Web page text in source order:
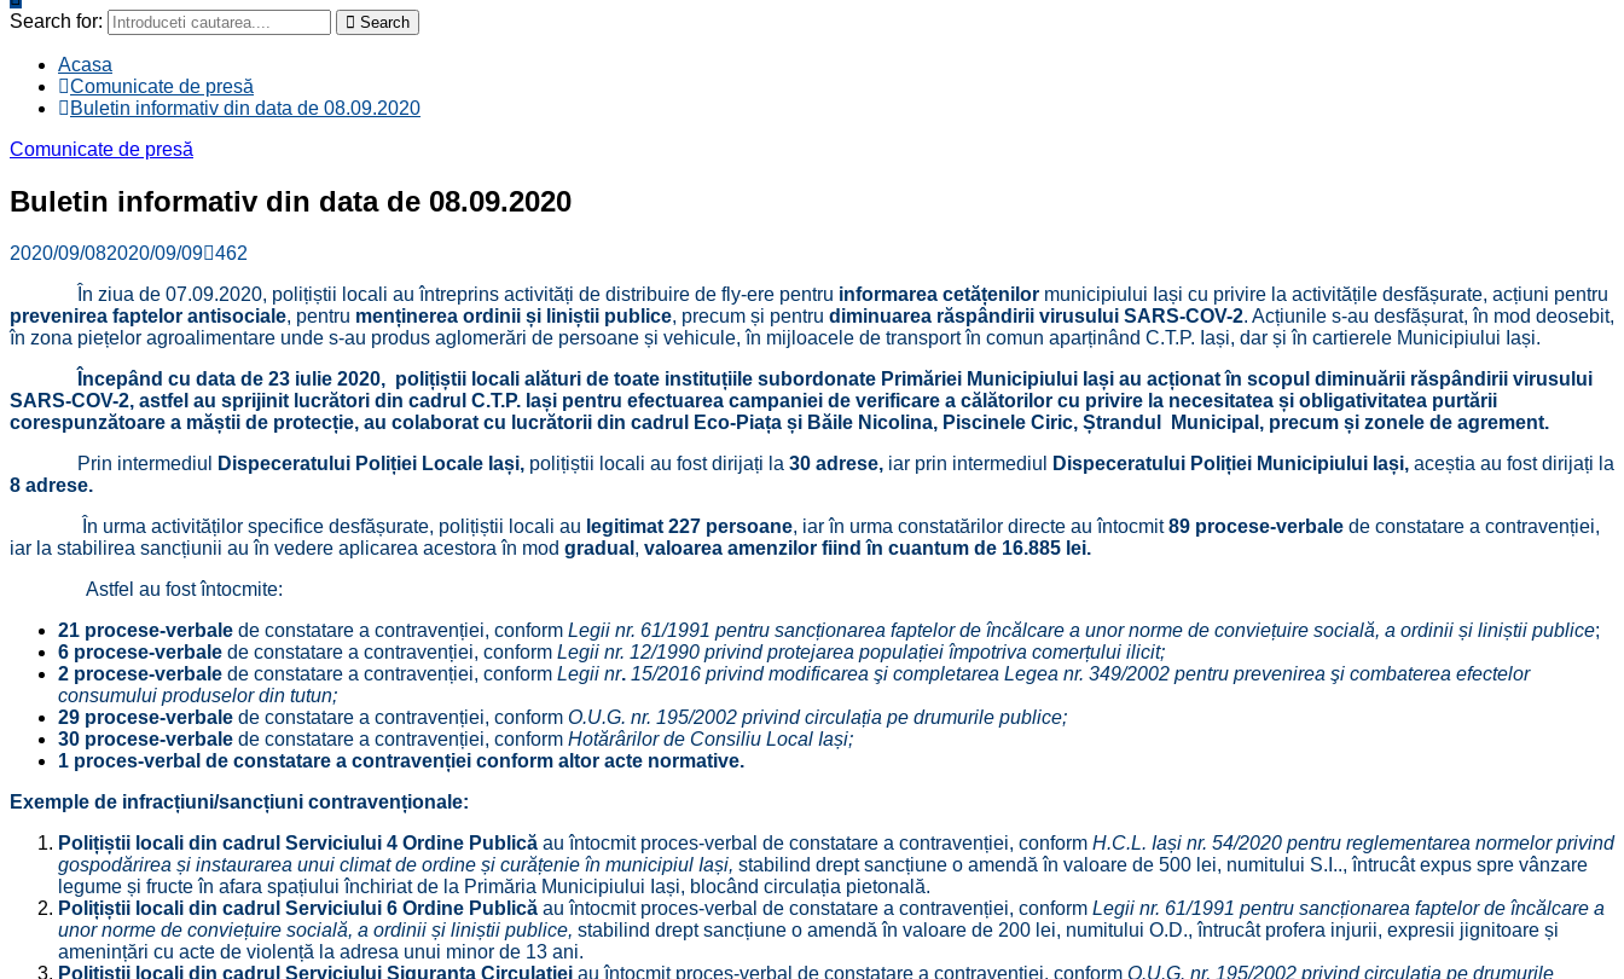
Search for: Search
Acasa
Comunicate de presă
Buletin informativ din data de 08.09.2020
Comunicate de presă
Buletin informativ din data de 08.09.2020
2020/09/082020/09/09 462
În ziua de 07.09.2020, polițiștii locali au întreprins activități de distribuire de fly-ere pentru informarea cetățenilor municipiului Iași cu privire la activitățile desfășurate, acțiuni pentru
prevenirea faptelor antisociale, pentru menținerea ordinii și liniștii publice, precum și pentru diminuarea răspândirii virusului SARS-COV-2. Acțiunile s-au desfășurat, în mod deosebit,
în zona piețelor agroalimentare unde s-au produs aglomerări de persoane și vehicule, în mijloacele de transport în comun aparținând C.T.P. Iași, dar și în cartierele Municipiului Iași.
Începând cu data de 23 iulie 2020, polițiștii locali alături de toate instituțiile subordonate Primăriei Municipiului Iași au acționat în scopul diminuării răspândirii virusului
SARS-COV-2, astfel au sprijinit lucrători din cadrul C.T.P. Iași pentru efectuarea campaniei de verificare a călătorilor cu privire la necesitatea și obligativitatea purtării
corespunzătoare a măștii de protecție, au colaborat cu lucrătorii din cadrul Eco-Piața și Băile Nicolina, Piscinele Ciric, Ștrandul Municipal, precum și zonele de agrement.
Prin intermediul
Dispeceratului Poliției Locale Iași, polițiștii locali au fost dirijați la 30 adrese, iar prin intermediul Dispeceratului Poliției Municipiului Iași, aceștia au fost dirijați la
8 adrese.
În urma activităților specifice desfășurate, polițiștii locali au legitimat 227 persoane, iar în urma constatărilor directe au întocmit89 procese-verbale de constatare a contravenției,
iar la stabilirea sancțiunii au în vedere aplicarea acestora în mod gradual , valoarea amenzilor fiind în cuantum de 16.885 lei.
Astfel au fost întocmite:
21 procese-verbale de constatare a contravenției, conform Legii nr. 61/1991 pentru sancționarea faptelor de încălcare a unor norme de conviețuire socială, a ordinii și liniștii publice;
6 procese-verbale de constatare a contravenției, conform Legii nr. 12/1990 privind protejarea populației împotriva comerțului ilicit;
2 procese-verbale de constatare a contravenției, conform Legii nr. 15/2016 privind modificarea şi completarea Legea nr. 349/2002 pentru prevenirea şi combaterea efectelor
consumului produselor din tutun;
29 procese-verbale de constatare a contravenției, conform O.U.G. nr. 195/2002 privind circulația pe drumurile publice;
30 procese-verbale de constatare a contravenției, conform Hotărârilor de Consiliu Local Iași;
1 proces-verbal de constatare a contravenției conform altor acte normative.
Exemple de infracțiuni/sancțiuni contravenționale:
Polițiștii locali din cadrul Serviciului 4 Ordine Publică au întocmit proces-verbal de constatare a contravenției, conform H.C.L. Iași nr. 54/2020 pentru reglementarea normelor privind
gospodărirea și instaurarea unui climat de ordine și curățenie în municipiul Iași, stabilind drept sancțiune o amendă în valoare de 500 lei, numitului S.I.., întrucât expus spre vânzare
legume și fructe în afara spațiului închiriat de la Primăria Municipiului Iași, blocând circulația pietonală.
Polițiștii locali din cadrul Serviciului 6 Ordine Publică au întocmit proces-verbal de constatare a contravenției, conform Legii nr. 61/1991 pentru sancționarea faptelor de încălcare a
unor norme de conviețuire socială, a ordinii și liniștii publice, stabilind drept sancțiune o amendă în valoare de 200 lei, numitului O.D., întrucât profera injurii, expresii jignitoare și
amenințări cu acte de violență la adresa unui minor de 13 ani.
Polițiștii locali din cadrul Serviciului Siguranța Circulației au întocmit proces-verbal de constatare a contravenției, conform O.U.G. nr, 195/2002 privind circulația pe drumurile